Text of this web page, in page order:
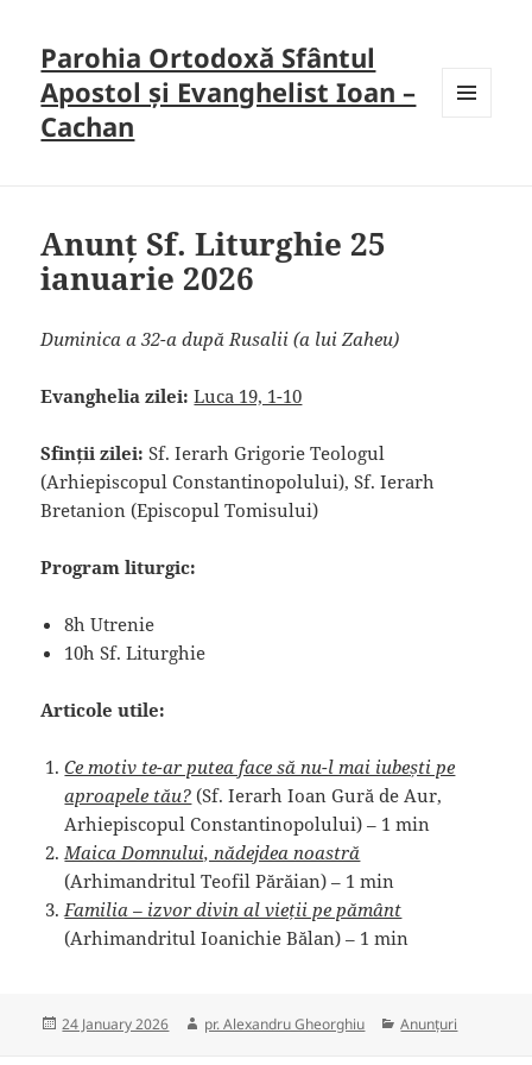
Parohia Ortodoxă Sfântul
Apostol și Evanghelist Ioan –
Cachan
Anunț Sf. Liturghie 25
ianuarie 2026
Duminica a 32-a după Rusalii (a lui Zaheu)
Evanghelia zilei: Luca 19, 1-10
Sfinții zilei: Sf. Ierarh Grigorie Teologul
(Arhiepiscopul Constantinopolului), Sf. Ierarh
Bretanion (Episcopul Tomisului)
Program liturgic:
8h Utrenie
10h Sf. Liturghie
Articole utile:
Ce motiv te-ar putea face să nu-l mai iubești pe
aproapele tău? (Sf. Ierarh Ioan Gură de Aur,
Arhiepiscopul Constantinopolului) – 1 min
Maica Domnului, nădejdea noastră
(Arhimandritul Teofil Părăian) – 1 min
Familia – izvor divin al vieții pe pământ
(Arhimandritul Ioanichie Bălan) – 1 min
Posted
24 January 2026 Author
pr. Alexandru Gheorghiu Categories
Anunțuri